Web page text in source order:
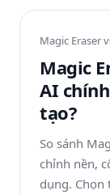
Magic Eraser
Magic
AI
tạo?
So sánh
chỉnh nền,
dụng.